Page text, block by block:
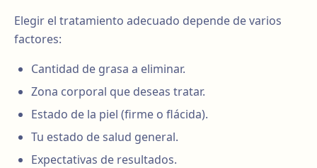
Elegir el tratamiento adecuado depende de varios
factores:
Cantidad de grasa a eliminar.
Zona corporal que deseas tratar.
Estado de la piel (firme o flácida).
Tu estado de salud general.
Expectativas de resultados.